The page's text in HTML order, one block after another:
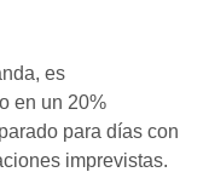
es
en un 20%
para días con
imprevistas.